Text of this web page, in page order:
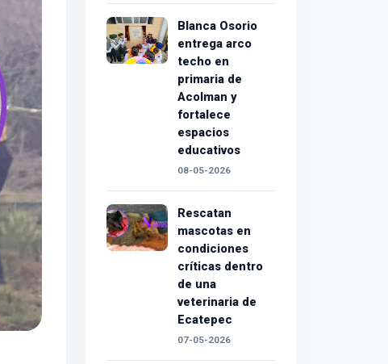
Blanca Osorio
entrega arco
techo en
primaria de
Acolman y
fortalece
espacios
educativos
08-05-2026
Rescatan
mascotas en
condiciones
críticas dentro
de una
veterinaria de
Ecatepec
07-05-2026